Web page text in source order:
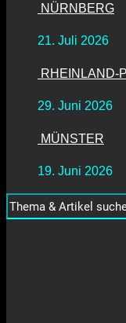
NÜRNBERG
21. Juli 2026
RHEINLAND-
29. Juni 2026
MÜNSTER
19. Juni 2026